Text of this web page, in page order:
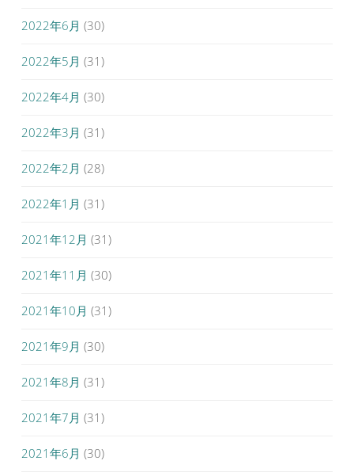
2022年6月 (30)
2022年5月 (31)
2022年4月 (30)
2022年3月 (31)
2022年2月 (28)
2022年1月 (31)
2021年12月 (31)
2021年11月 (30)
2021年10月 (31)
2021年9月 (30)
2021年8月 (31)
2021年7月 (31)
2021年6月 (30)